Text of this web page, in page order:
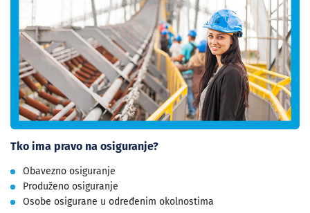
Tko ima pravo na osiguranje?
Obavezno osiguranje
Produženo osiguranje
Osobe osigurane u određenim okolnostima